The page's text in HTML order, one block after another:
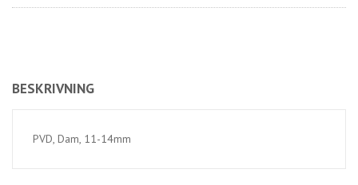
BESKRIVNING
PVD, Dam, 11-14mm